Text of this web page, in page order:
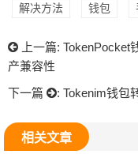
解决方法 钱包
上一篇: TokenPocket
产兼容性
下一篇
: Tokenim钱包
相关文章